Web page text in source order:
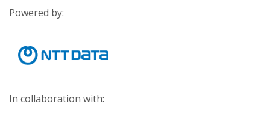
Powered by:
In collaboration with: